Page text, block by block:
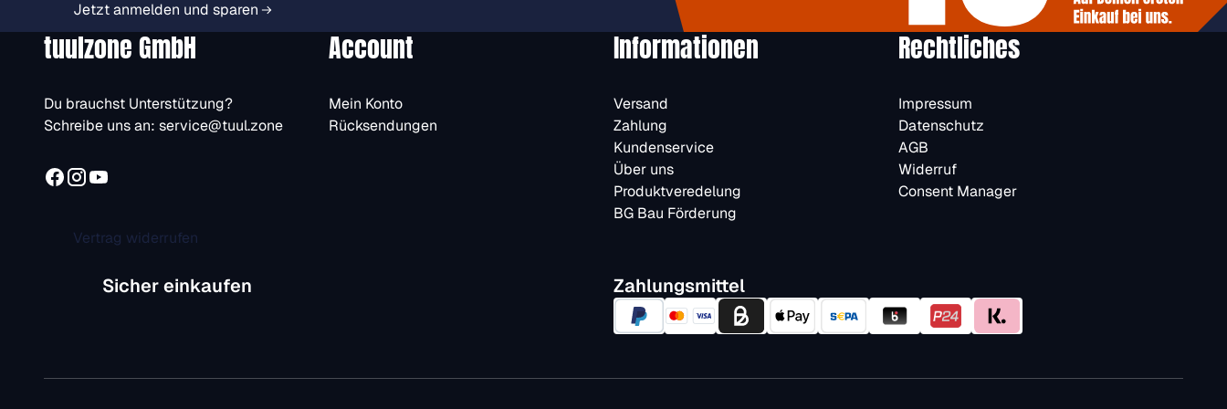
Jetzt anmelden und sparen
tuulzone GmbH
Du brauchst Unterstützung?
Schreibe uns an: service@tuul.zone
Vertrag widerrufen
Account
Mein Konto
Rücksendungen
Informationen
Versand
Zahlung
Kundenservice
Über uns
Produktveredelung
BG Bau Förderung
Rechtliches
Impressum
Datenschutz
AGB
Widerruf
Consent Manager
Sicher einkaufen Zahlungsmittel